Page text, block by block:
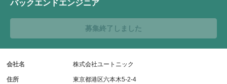
バックエンドエンジニア
募集終了しました
会社名 株式会社ユートニック
住所
東京都港区六本木5-2-4